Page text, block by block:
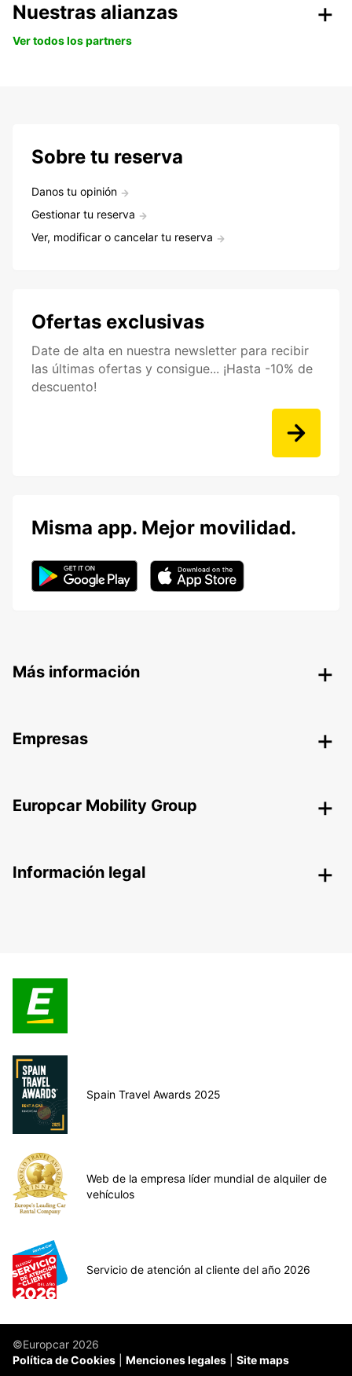
Nuestras alianzas
Ver todos los partners
Sobre tu reserva
Danos tu opinión
Gestionar tu reserva
Ver, modificar o cancelar tu reserva
Ofertas exclusivas
Date de alta en nuestra newsletter para recibir
las últimas ofertas y consigue... ¡Hasta -10% de
descuento!
Misma app. Mejor movilidad.
Más información
Empresas
Europcar Mobility Group
Información legal
Spain Travel Awards 2025
Web de la empresa líder mundial de alquiler de
vehículos
Servicio de atención al cliente del año 2026
©Europcar 2026
Política de Cookies
Menciones legales Site maps